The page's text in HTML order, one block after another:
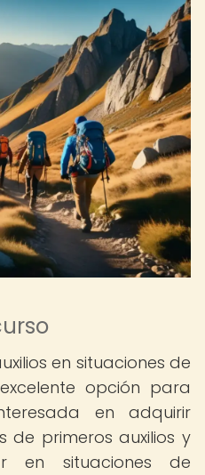
en situaciones de
opción para
en adquirir
de primeros auxilios y
en situaciones de